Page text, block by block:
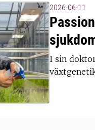
2026-06-11
I sin